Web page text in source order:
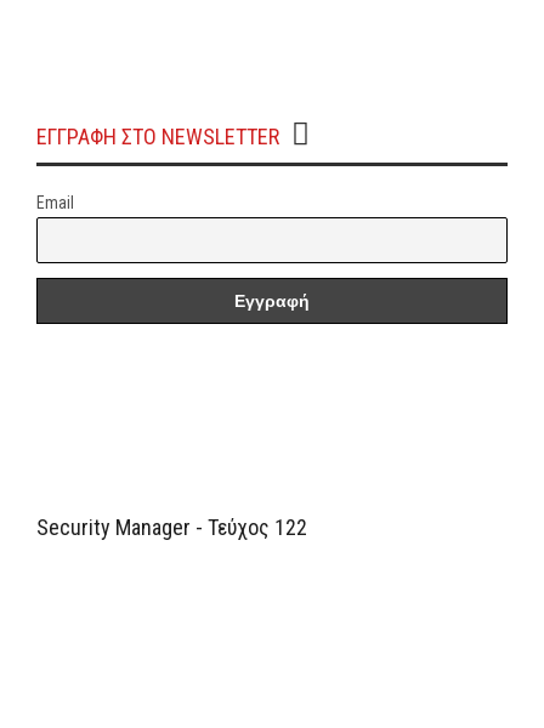
ΕΓΓΡΑΦΗ ΣΤΟ NEWSLETTER
Email
Security Manager - Τεύχος 122